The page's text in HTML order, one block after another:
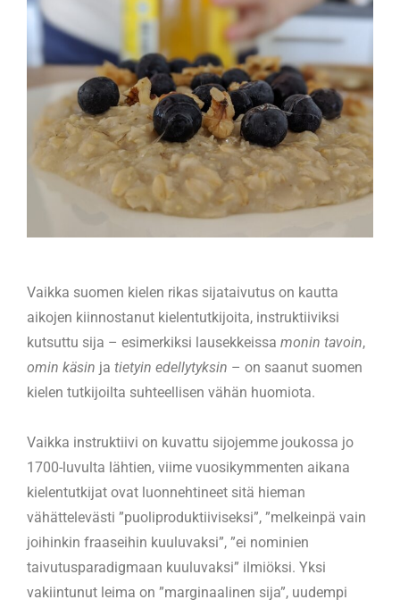
Vaikka suomen kielen rikas sijataivutus on kautta
aikojen kiinnostanut kielentutkijoita, instruktiiviksi
kutsuttu sija – esimerkiksi lausekkeissa monin tavoin,
omin käsin ja tietyin edellytyksin – on saanut suomen
kielen tutkijoilta suhteellisen vähän huomiota.
Vaikka instruktiivi on kuvattu sijojemme joukossa jo
1700-luvulta lähtien, viime vuosikymmenten aikana
kielentutkijat ovat luonnehtineet sitä hieman
vähättelevästi ”puoliproduktiiviseksi”, ”melkeinpä vain
joihinkin fraaseihin kuuluvaksi”, ”ei nominien
taivutusparadigmaan kuuluvaksi” ilmiöksi. Yksi
vakiintunut leima on ”marginaalinen sija”, uudempi